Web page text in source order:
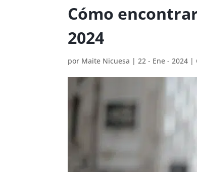
Cómo
2024
por Maite Nicuesa |22 - Ene - 2024 |